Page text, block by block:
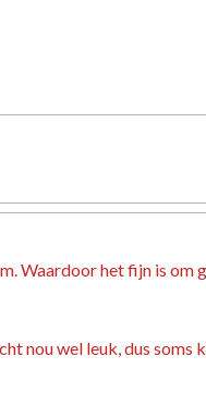
Waardoor het fijn is
nou wel leuk, dus